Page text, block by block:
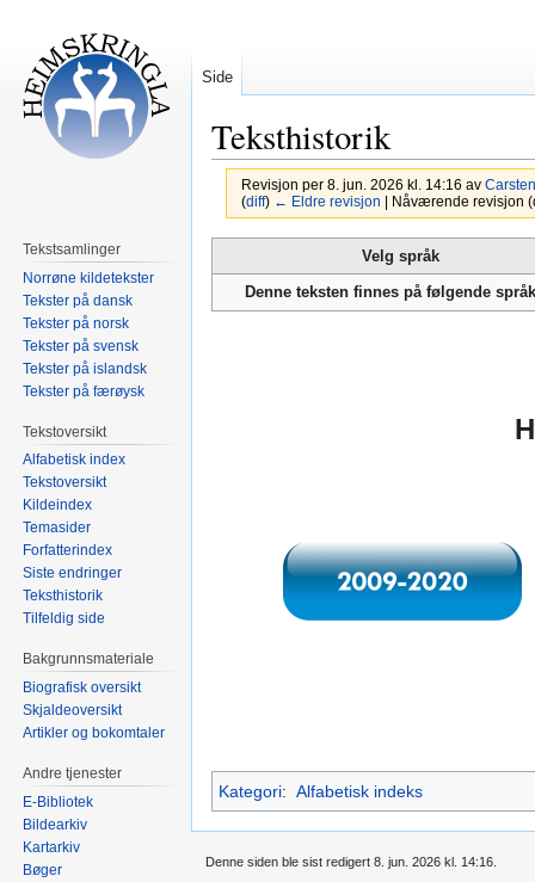
Teksthistorik
Revisjon per 8. jun. 2026 kl. 14:16 av Carsten
(diff) ← Eldre revisjon | Nåværende revisjon
til
navigering
til
Velg språk
Denne teksten finnes på følgende
Kategori: Alfabetisk indeks
Side
Tekstsamlinger
Norrøne kildetekster
Tekster på dansk
Tekster på norsk
Tekster på svensk
Tekster på islandsk
Tekster på færøysk
Tekstoversikt
Alfabetisk index
Tekstoversikt
Kildeindex
Temasider
Forfatterindex
Siste endringer
Teksthistorik
Tilfeldig side
Bakgrunnsmateriale
Biografisk oversikt
Skjaldeoversikt
Artikler og bokomtaler
Andre tjenester
E-Bibliotek
Bildearkiv
Kartarkiv
Bøger
Denne siden ble sist redigert 8. jun. 2026 kl. 14:16.